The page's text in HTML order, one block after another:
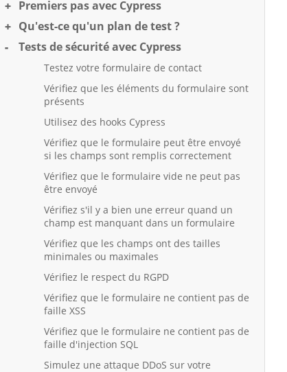
Premiers pas avec Cypress
Qu'est-ce qu'un plan de test ?
Tests de sécurité avec Cypress
Testez votre formulaire de contact
Vérifiez que les éléments du formulaire sont
présents
Utilisez des hooks Cypress
Vérifiez que le formulaire peut être envoyé
si les champs sont remplis correctement
Vérifiez que le formulaire vide ne peut pas
être envoyé
Vérifiez s'il y a bien une erreur quand un
champ est manquant dans un formulaire
Vérifiez que les champs ont des tailles
minimales ou maximales
Vérifiez le respect du RGPD
Vérifiez que le formulaire ne contient pas de
faille XSS
Vérifiez que le formulaire ne contient pas de
faille d'injection SQL
Simulez une attaque DDoS sur votre